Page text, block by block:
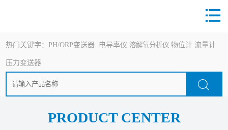
热门关键字：PH/ORP变送器 电导率仪 溶解氧分析仪 物位计 流量计
压力变送器
PRODUCT CENTER